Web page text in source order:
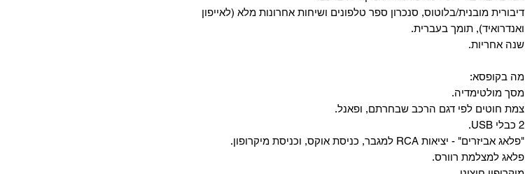
‏דיבורית מובנית/בלוטוס, ‏סנכרון ספר טלפונים ושיחות אחרונות מלא (לאייפון
ואנדרואיד), תומך בעברית.
שנה אחריות.
מה בקופסא:
מסך מולטימדיה.
צמת חוטים לפי דגם הרכב שבחרתם, ופאנל.
2 כבלי USB.
"פלאג אביזרים" - יציאות RCA למגבר, כניסת אוקס, וכניסת מיקרופון.
פלאג למצלמת רוורס.